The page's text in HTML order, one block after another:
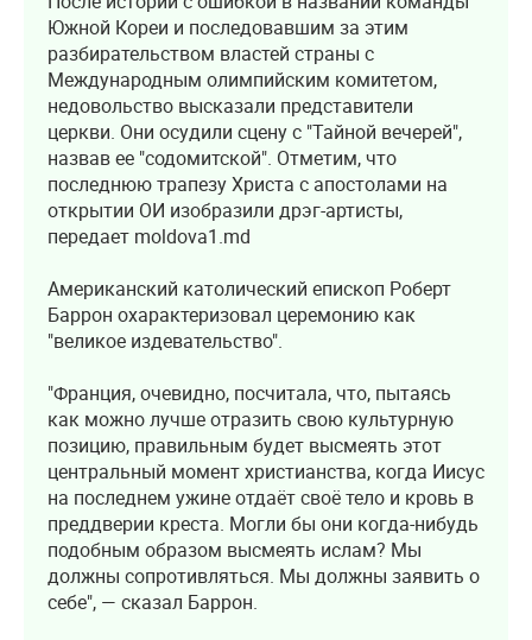
Южной Кореи и последовавшим за этим
разбирательством властей страны с
Международным олимпийским комитетом,
недовольство высказали представители
церкви. Они осудили сцену с "Тайной вечерей",
назвав ее "содомитской". Отметим, что
последнюю трапезу Христа с апостолами на
открытии ОИ изобразили дрэг-артисты,
передает moldova1.md
Американский католический епископ Роберт
Баррон охарактеризовал церемонию как
"великое издевательство".
"Франция, очевидно, посчитала, что, пытаясь
как можно лучше отразить свою культурную
позицию, правильным будет высмеять этот
центральный момент христианства, когда Иисус
на последнем ужине отдаёт своё тело и кровь в
преддверии креста. Могли бы они когда-нибудь
подобным образом высмеять ислам? Мы
должны сопротивляться. Мы должны заявить о
себе", — сказал Баррон.